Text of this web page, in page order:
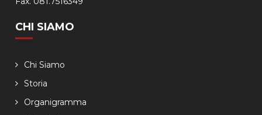
CHI SIAMO
Chi Siamo
Storia
Organigramma